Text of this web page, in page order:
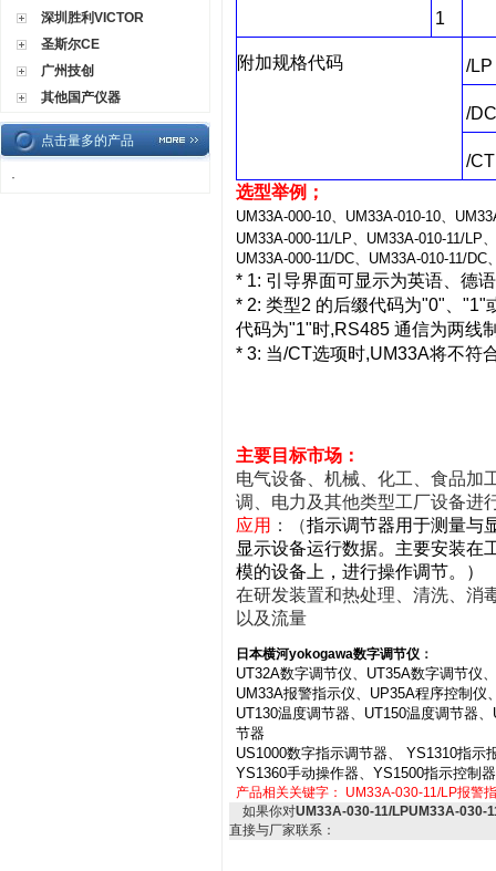
深圳胜利VICTOR
圣斯尔CE
广州技创
其他国产仪器
点击量多的产品
·
1
附加规格代码 /LP
/DC
/CT
选型举例；
UM33A-000-10、 UM33A-010-10、
UM33A-000-11/LP、 UM33A-010-11/LP、
UM33A-000-11/DC、 UM33A-010-11/DC
* 1: 引导界面可显示为英语、德
* 2: 类型2 的后缀代码为"0" "1"
代码为"1"时,RS485 通信为两线
* 3: 当/CT选项时,UM33A将不符
主要目标市场：
电气设备、机械、化工、食品加
调、电力及其他类型工厂设备进
应用 ：（指示调节器用于测量与
显示设备运行数据。主要安装在
模的设备上，进行操作调节。）
在研发装置和热处理、清洗、消
以及流量
日本横河yokogawa数字调节仪 ：
UT32A数字调节仪、 UT35A数字调节仪、
UM33A报警指示仪、 UP35A程序控制仪
UT130温度调节器、 UT150温度调节器、
节器
US1000数字指示调节器、 YS1310指示
YS1360手动操作器、 YS1500指示控制器
产品相关关键字： UM33A-030-11/LP报警
如果你对UM33A-030-11/LPUM33A-030-
直接与厂家联系：